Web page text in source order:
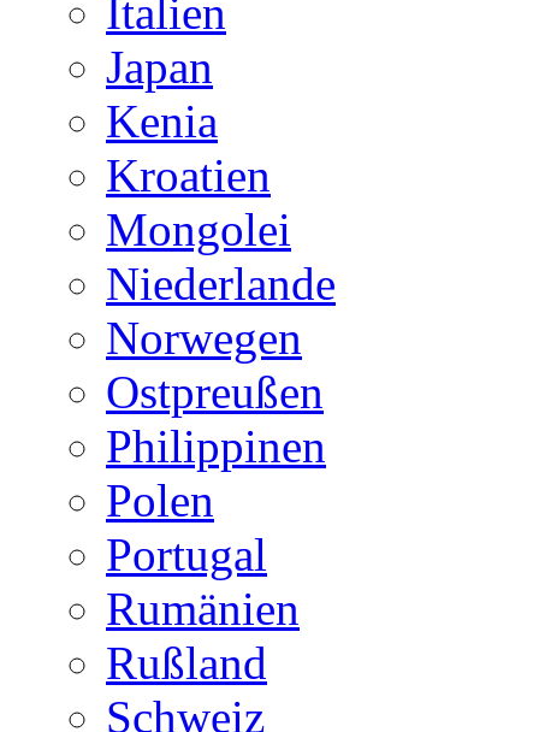
Italien
Japan
Kenia
Kroatien
Mongolei
Niederlande
Norwegen
Ostpreußen
Philippinen
Polen
Portugal
Rumänien
Rußland
Schweiz